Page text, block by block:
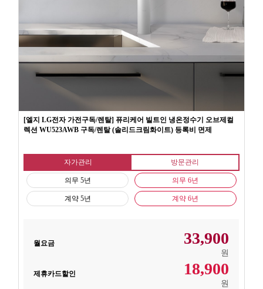
[엘지 LG전자 가전구독/렌탈] 퓨리케어 빌트인 냉온정수기 오브제컬
렉션 WU523AWB 구독/렌탈 (솔리드크림화이트) 등록비 면제
자가관리 방문관리
의무 5년
계약 5년
의무 6년
계약 6년
월요금 33,900
원
제휴카드할인 18,900
원